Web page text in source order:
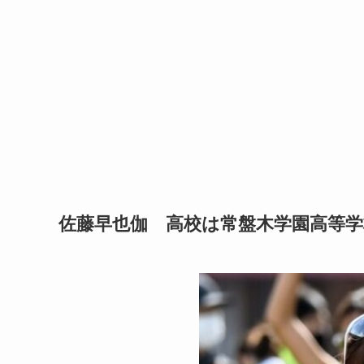
佐藤早也伽 高校は常盤木学園高等